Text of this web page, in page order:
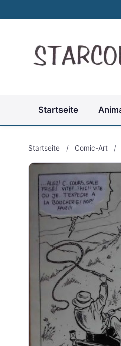
Startseite
Startseite / Comic-Art /